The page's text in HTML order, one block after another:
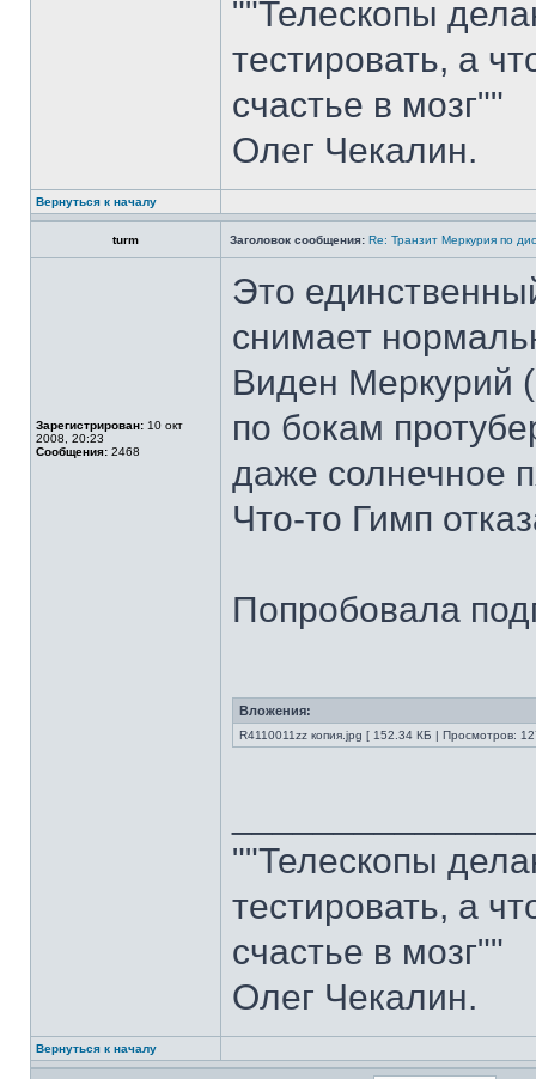
""Телескопы
тестировать, а
счастье в мозг""
Олег Чекалин.
Вернуться к началу
turm Заголовок сообщения: Re: Транзит Меркурия по
Зарегистрирован: 10 окт
2008, 20:23
Сообщения: 2468
Это
снимает
Виден Меркурий
по бокам
даже солнечное
Что-то Гимп
Попробовала
Вложения:
R4110011zz копия.jpg [ 152.34 КБ | Просмотров:
""Телескопы
тестировать, а
счастье в мозг""
Олег Чекалин.
Вернуться к началу